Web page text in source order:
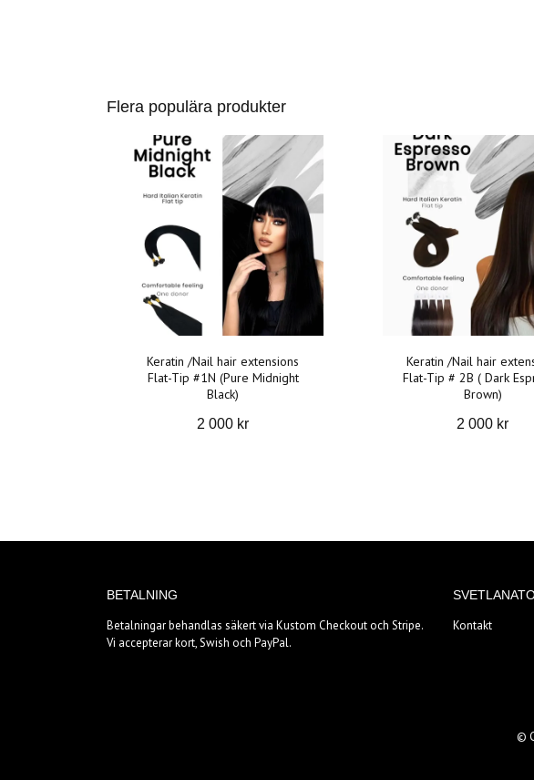
Flera populära produkter
Keratin /Nail hair extensions
Flat-Tip #1N (Pure Midnight
Black)
2 000 kr
Keratin /Nail hair
Flat-Tip # 2B ( Dark
Brown)
2 000 kr
BETALNING
Betalningar behandlas säkert via Kustom Checkout och Stripe.
Vi accepterar kort, Swish och PayPal.
Kontakt
©